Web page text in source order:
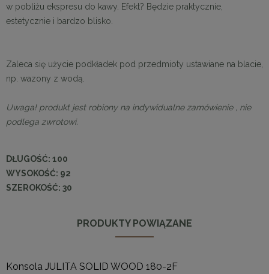
w pobliżu ekspresu do kawy. Efekt? Będzie praktycznie,
estetycznie i bardzo blisko.
Zaleca się użycie podkładek pod przedmioty ustawiane na blacie,
np. wazony z wodą.
Uwaga! produkt jest robiony na indywidualne zamówienie , nie
podlega zwrotowi.
DŁUGOŚĆ: 100
WYSOKOŚĆ: 92
SZEROKOŚĆ: 30
PRODUKTY POWIĄZANE
Konsola JULITA SOLID WOOD 180-2F